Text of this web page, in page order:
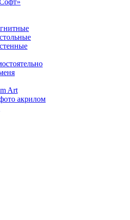
Art
акрилом